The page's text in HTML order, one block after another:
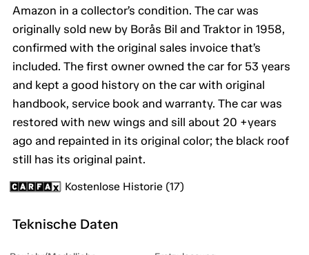
Amazon in a collector’s condition. The car was
originally sold new by Borås Bil and Traktor in 1958,
confirmed with the original sales invoice that’s
included. The first owner owned the car for 53 years
and kept a good history on the car with original
handbook, service book and warranty. The car was
restored with new wings and sill about 20 +years
ago and repainted in its original color; the black roof
still has its original paint.
Kostenlose Historie (17)
Teknische Daten